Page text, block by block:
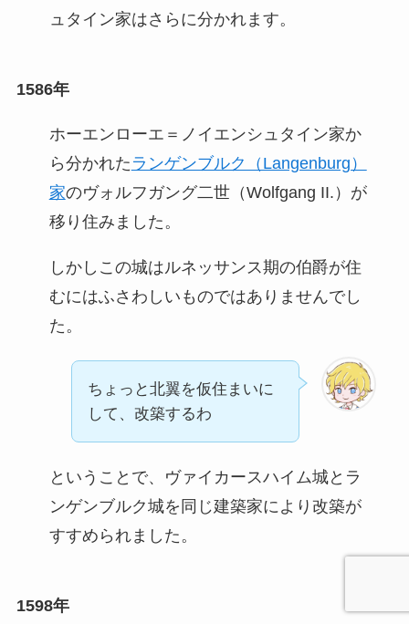
ュタイン家はさらに分かれます。
1586年
ホーエンローエ＝ノイエンシュタイン家か
ら分かれた ランゲンブルク（Langenburg）
家のヴォルフガング二世（Wolfgang II.）が
移り住みました。
しかしこの城はルネッサンス期の伯爵が住
むにはふさわしいものではありませんでし
た。
ちょっと北翼を仮住まいに
して、改築するわ
ということで、ヴァイカースハイム城とラ
ンゲンブルク城を同じ建築家により改築が
すすめられました。
1598年